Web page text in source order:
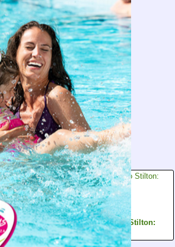
Geronimo Stilton:
Barry a bajusz
Geronimo Stilton:
Hipnózis